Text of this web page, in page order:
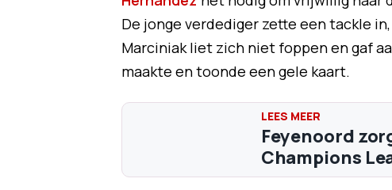
De jonge verdediger zette een tackle
Marciniak liet zich niet foppen en gaf
maakte en toonde een gele kaart.
Feyenoord
Champions